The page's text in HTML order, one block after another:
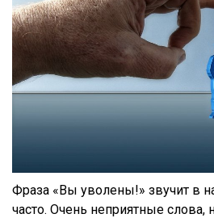
Фраза «Вы уволены!» звучит в
часто. Очень неприятные